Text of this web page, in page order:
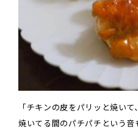
「チキンの皮をパリッと焼い
焼いてる間のパチパチという